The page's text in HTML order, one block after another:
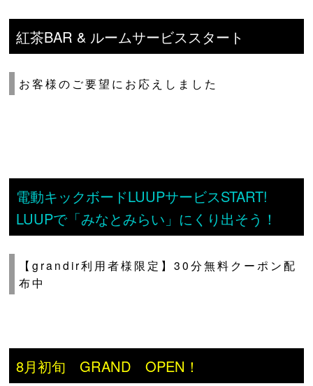
紅茶BAR & ルームサービススタート
お客様のご要望にお応えしました
電動キックボードLUUPサービスSTART!
LUUPで「みなとみらい」にくり出そう！
【grandir利用者様限定】30分無料クーポン配
布中
8月初旬 GRAND OPEN！